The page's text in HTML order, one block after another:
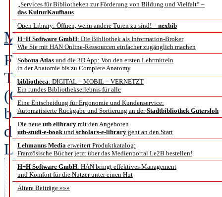
„Services für Bibliotheken zur Förderung von Bildung und Vielfalt“ –
das KulturKaufhaus
Open Library: Öffnen, wenn andere Türen zu sind! – nexbib
H+H Software GmbH: Die Bibliothek als Information-Broker
Wie Sie mit HAN Online-Ressourcen einfacher zugänglich machen
Sobotta Atlas und die 3D App: Von den ersten Lehrmitteln
in der Anatomie bis zu Complete Anatomy
bibliotheca: DIGITAL – MOBIL – VERNETZT
Ein rundes Bibliothekserlebnis für alle
Eine Entscheidung für Ergonomie und Kundenservice:
Automatisierte Rückgabe und Sortierung an derStadtbibliothek Gütersloh
Die neue utb elibrary mit den Angeboten
utb-studi-e-bookund scholars-e-library geht an den Start
Lehmanns Media erweitert Produktkatalog:
Französische Bücher jetzt über das Medienportal Le2B bestellen!
H+H Software GmbH: HAN bringt effektives Management
und Komfort für die Nutzer unter einen Hut
Ältere Beiträge »»»
Miriam Albers, Simone Fühles-
Fortbildungseinrichtungen bzw.
Trends ausrichten. Änderungen
(Googleisierung), der
bilden hier nur einen Ausschnitt
die sich fortlaufend ändernden
Laptop, Tablet, Smartphone)
bedingen einen technischen
bibliothekarischen Bereich, der